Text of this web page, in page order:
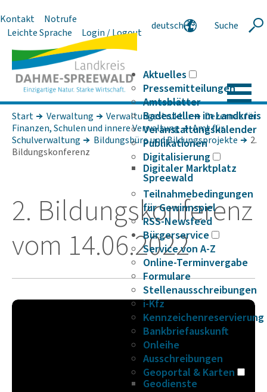
Kontakt
Notrufe
Leichte Sprache
Login / Logout
deutsch
Suche
Aktuelles
Pressemitteilungen
Amtsblätter
Badestellen im Landkreis
Veranstaltungskalender
Publikationen
Digitalisierung
Digitaler Marktplatz
Spreewald
Teilnahmebedingungen
für Gewinnspiel
RSS-Newsfeed
Bürgerservice
Service von A-Z
Online-Terminvergabe
Formulare
Stellenausschreibungen
i-Kfz
Kennzeichenreservierung
Bankbriefauskunft
Onleihe
Ausschreibungen
Geoportal & Karten
Geodienste
Start Verwaltung Verwaltungsstruktur
Dezernat für
Finanzen, Schulen und innere Verwaltung
Amt für
Schulverwaltung
Bildungsbüro und Bildungsprojekte
2.
Bildungs­kon­fe­renz
2. Bildungs­­­kon­­fe­renz
vom 14.06.2022